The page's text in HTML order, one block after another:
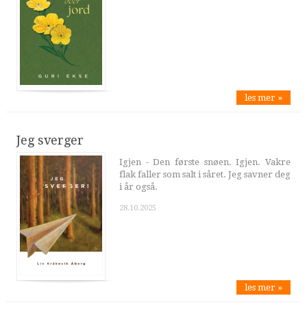
les mer »
Jeg sverger
Igjen - Den første snøen. Igjen. Vakre
flak faller som salt i såret. Jeg savner deg
i år også.
28.10.2025
les mer »